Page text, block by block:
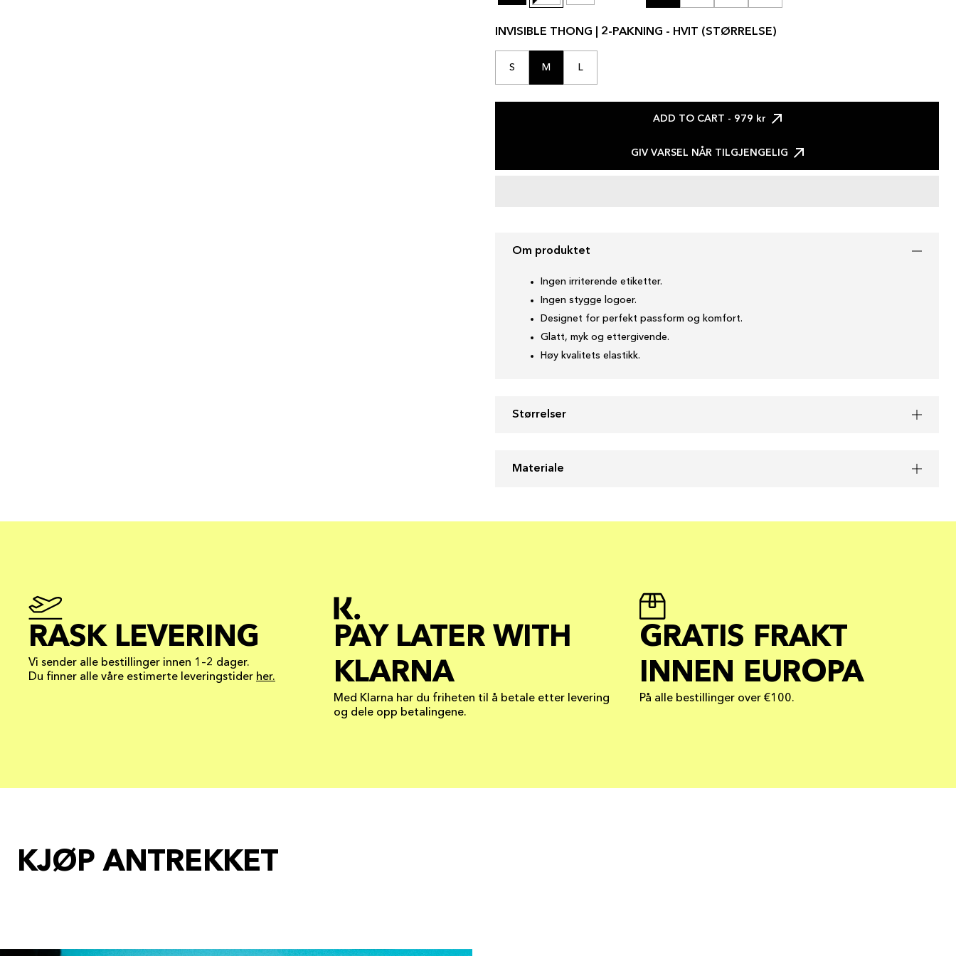
INVISIBLE THONG | 2-PAKNING - HVIT (STØRRELSE)
S M L
ADD TO CART - 979 kr
GIV VARSEL NÅR TILGJENGELIG
Om produktet
Ingen irriterende etiketter.
Ingen stygge logoer.
Designet for perfekt passform og komfort.
Glatt, myk og ettergivende.
Høy kvalitets elastikk.
Størrelser
Materiale
RASK LEVERING
Vi sender alle bestillinger innen 1–2 dager.
Du finner alle våre estimerte leveringstider her.
PAY LATER WITH
KLARNA
Med Klarna har du friheten til å betale etter levering
og dele opp betalingene.
GRATIS FRAKT
INNEN EUROPA
På alle bestillinger over €100.
KJØP ANTREKKET